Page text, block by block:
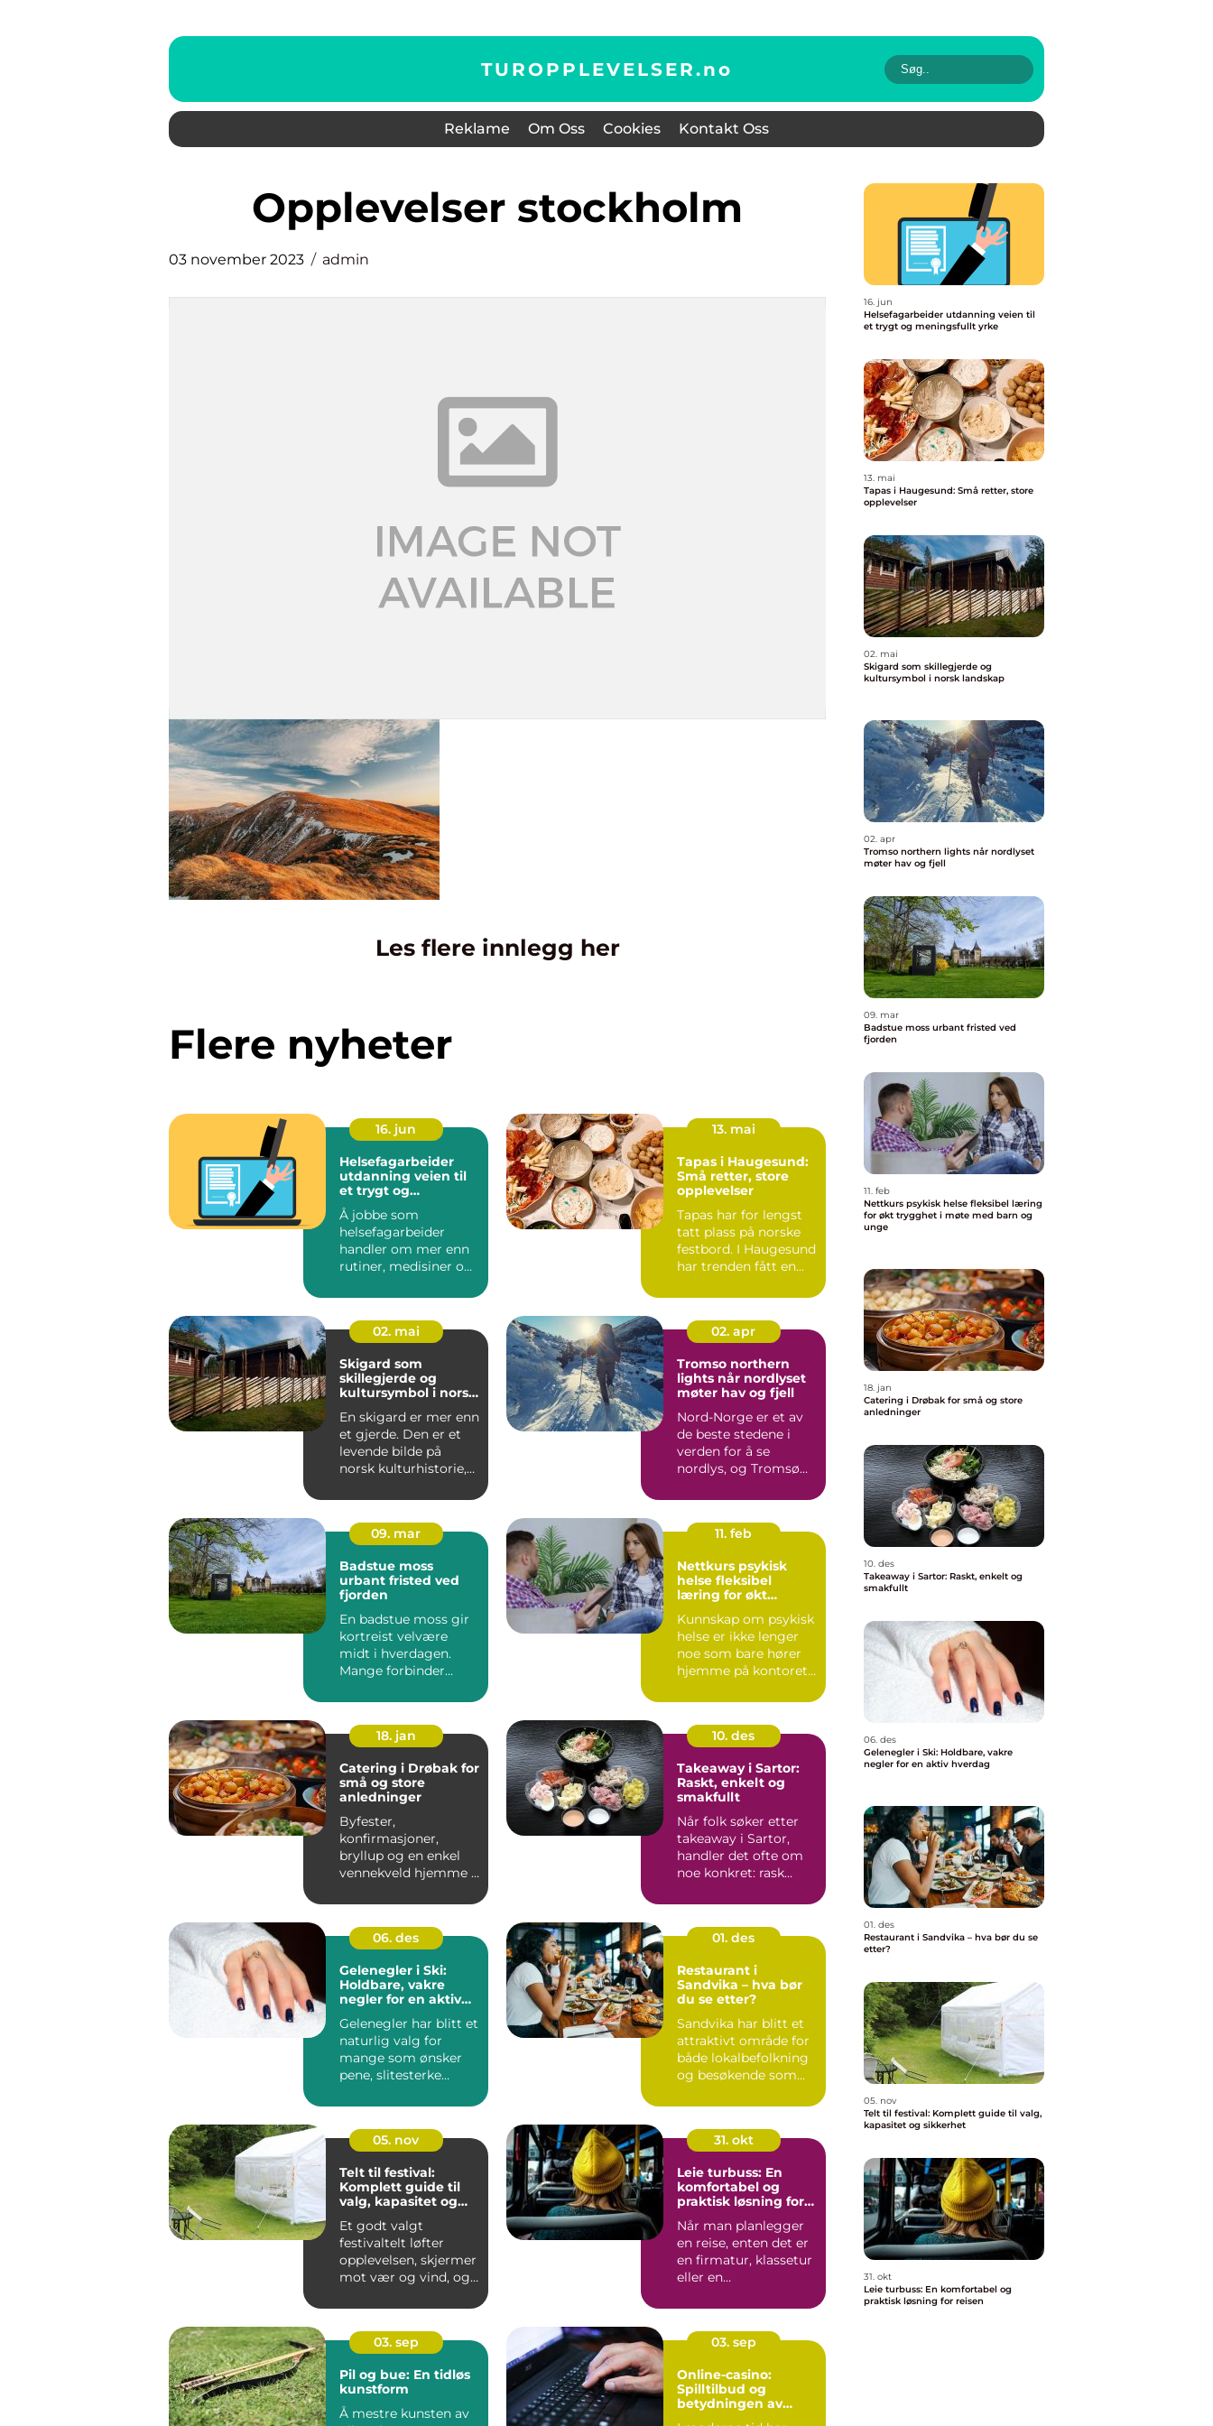
TUROPPLEVELSER.no
Reklame Om Oss Cookies Kontakt Oss
opplevelser stockholm
03 november 2023 admin
Les flere innlegg her
Flere nyheter
16. jun
Helsefagarbeider
utdanning veien til
et trygt og
meningsfullt yrke
Å jobbe som
helsefagarbeider
handler om mer enn
rutiner, medisiner og
krever både...
13. mai
Tapas i Haugesund:
Små retter, store
opplevelser
Tapas har for lengst
tatt plass på norske
festbord. I Haugesund
har trenden fått en
02. mai
Skigard som
skillegjerde og
kultursymbol i norsk
En skigard er mer enn
et gjerde. Den er et
levende bilde på
norsk kulturhistorie,
02. apr
Tromso northern
lights når nordlyset
møter hav og fjell
Nord-Norge er et av
de beste stedene i
verden for å se
nordlys, og Tromsø
der ly...
09. mar
Badstue moss
urbant fristed ved
fjorden
En badstue moss gir
kortreist velvære
midt i hverdagen.
Mange forbinder
fjellhytter og s...
11. feb
Nettkurs psykisk
helse fleksibel
læring for økt
barn og unge
Kunnskap om psykisk
helse er ikke lenger
noe som bare hører
hjemme på kontoret
Barne...
18. jan
Catering i Drøbak for
små og store
anledninger
Byfester,
konfirmasjoner,
bryllup og en enkel
vennekveld hjemme i
felles...
10. des
Takeaway i Sartor:
Raskt, enkelt og
smakfullt
Når folk søker etter
takeaway i Sartor,
handler det ofte om
noe konkret: rask
06. des
Gelenegler i Ski:
Holdbare, vakre
negler for en aktiv
Gelenegler har blitt et
naturlig valg for
mange som ønsker
pene, slitesterke
01. des
Restaurant i
Sandvika – hva bør
du se etter?
Sandvika har blitt et
attraktivt område for
både lokalbefolkning
og besøkende som...
05. nov
Telt til festival:
Komplett guide til
valg, kapasitet og
Et godt valgt
festivaltelt løfter
opplevelsen, skjermer
mot vær og vind, og
31. okt
Leie turbuss: En
komfortabel og
praktisk løsning for
Når man planlegger
en reise, enten det er
en firmatur, klassetur
eller en
med...
03. sep
Pil og bue: En tidløs
kunstform
Å mestre kunsten av
03. sep
Online-casino:
Spilltilbud og
betydningen av
16. jun
Helsefagarbeider utdanning veien til
et trygt og meningsfullt yrke
13. mai
Tapas i Haugesund: Små retter, store
opplevelser
02. mai
Skigard som skillegjerde og
kultursymbol i norsk landskap
02. apr
Tromso northern lights når nordlyset
møter hav og fjell
09. mar
Badstue moss urbant fristed ved
fjorden
11. feb
Nettkurs psykisk helse fleksibel læring
for økt trygghet i møte med barn og
unge
18. jan
Catering i Drøbak for små og store
anledninger
10. des
Takeaway i Sartor: Raskt, enkelt og
smakfullt
06. des
Gelenegler i Ski: Holdbare, vakre
negler for en aktiv hverdag
01. des
Restaurant i Sandvika – hva bør du se
etter?
05. nov
Telt til festival: Komplett guide til valg,
kapasitet og sikkerhet
31. okt
Leie turbuss: En komfortabel og
praktisk løsning for reisen